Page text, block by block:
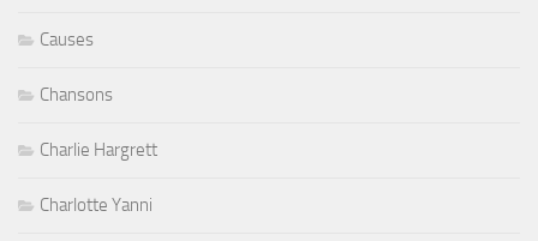
Causes
Chansons
Charlie Hargrett
Charlotte Yanni